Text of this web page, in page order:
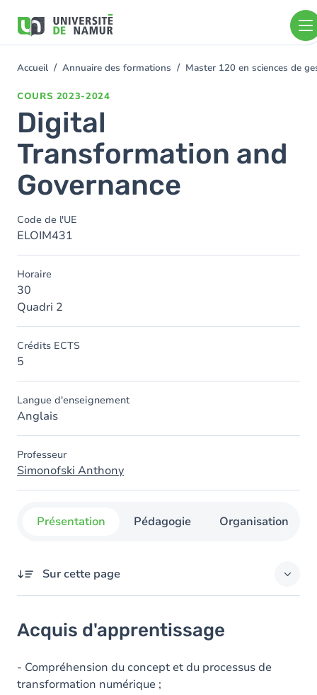
contenu
You
Accueil Annuaire des formations Master 120 en sciences de
COURS 2023-2024
Digital
Transformation and
Governance
Code de l'UE
ELOIM431
Horaire
30
Quadri 2
Crédits ECTS
5
Langue d'enseignement
Anglais
Professeur
Simonofski Anthony
Présentation Pédagogie Organisation
Sur cette page
Objectifs
Contenu
Acquis d'apprentissage
- Compréhension du concept et du processus de
transformation numérique ;